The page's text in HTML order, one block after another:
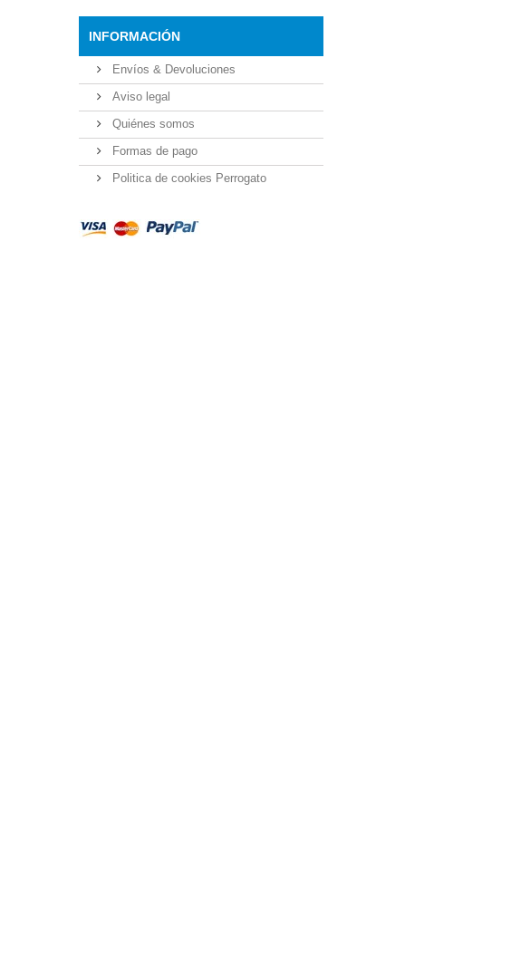
INFORMACIÓN
Envíos & Devoluciones
Aviso legal
Quiénes somos
Formas de pago
Politica de cookies Perrogato